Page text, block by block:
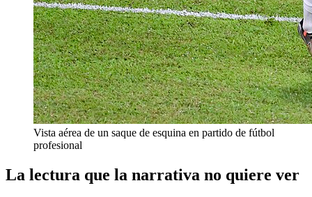
Vista aérea de un saque de esquina en partido de fútbol
profesional
La lectura que la narrativa no quiere ver